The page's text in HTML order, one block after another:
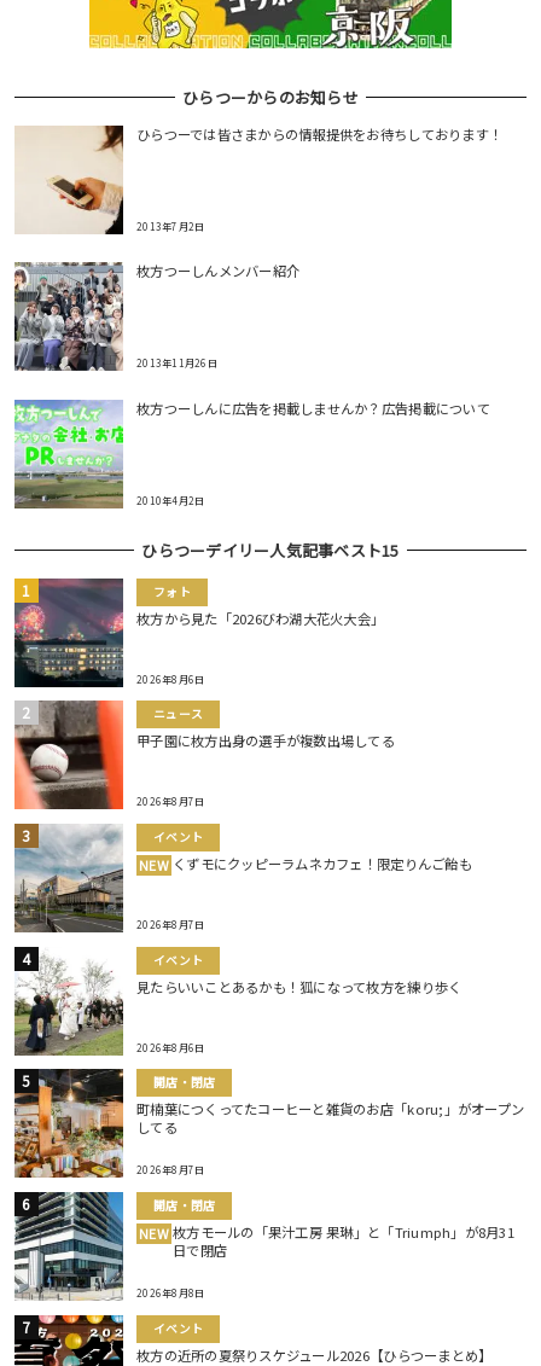
ひらつーからのお知らせ
ひらつーでは皆さまからの情報提供をお待ちしております！
2013年7月2日
枚方つーしんメンバー紹介
2013年11月26日
枚方つーしんに広告を掲載しませんか？広告掲載について
2010年4月2日
ひらつーデイリー人気記事ベスト15
フォト
枚方から見た「2026びわ湖大花火大会」
2026年8月6日
ニュース
甲子園に枚方出身の選手が複数出場してる
2026年8月7日
イベント
NEW くずモにクッピーラムネカフェ！限定りんご飴も
2026年8月7日
イベント
見たらいいことあるかも！狐になって枚方を練り歩く
2026年8月6日
開店・閉店
町楠葉につくってたコーヒーと雑貨のお店「koru;」がオープン
してる
2026年8月7日
開店・閉店
NEW 枚方モールの「果汁工房 果琳」と「Triumph」が8月31
日で閉店
2026年8月8日
イベント
枚方の近所の夏祭りスケジュール2026【ひらつーまとめ】